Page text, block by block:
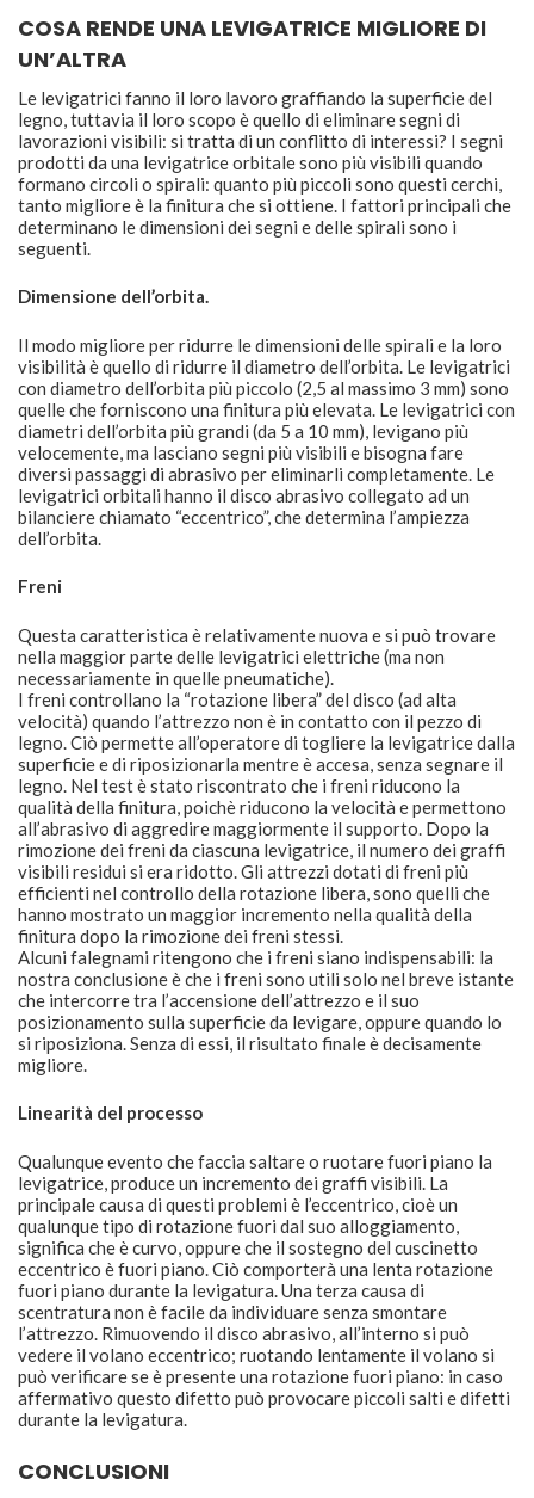
COSA RENDE UNA LEVIGATRICE MIGLIORE DI
UN’ALTRA
Le levigatrici fanno il loro lavoro graffiando la superficie del
legno, tuttavia il loro scopo è quello di eliminare segni di
lavorazioni visibili: si tratta di un conflitto di interessi? I segni
prodotti da una levigatrice orbitale sono più visibili quando
formano circoli o spirali: quanto più piccoli sono questi cerchi,
tanto migliore è la finitura che si ottiene. I fattori principali che
determinano le dimensioni dei segni e delle spirali sono i
seguenti.
Dimensione dell’orbita.
Il modo migliore per ridurre le dimensioni delle spirali e la loro
visibilità è quello di ridurre il diametro dell’orbita. Le levigatrici
con diametro dell’orbita più piccolo (2,5 al massimo 3 mm) sono
quelle che forniscono una finitura più elevata. Le levigatrici con
diametri dell’orbita più grandi (da 5 a 10 mm), levigano più
velocemente, ma lasciano segni più visibili e bisogna fare
diversi passaggi di abrasivo per eliminarli completamente. Le
levigatrici orbitali hanno il disco abrasivo collegato ad un
bilanciere chiamato “eccentrico”, che determina l’ampiezza
dell’orbita.
Freni
Questa caratteristica è relativamente nuova e si può trovare
nella maggior parte delle levigatrici elettriche (ma non
necessariamente in quelle pneumatiche).
I freni controllano la “rotazione libera” del disco (ad alta
velocità) quando l’attrezzo non è in contatto con il pezzo di
legno. Ciò permette all’operatore di togliere la levigatrice dalla
superficie e di riposizionarla mentre è accesa, senza segnare il
legno. Nel test è stato riscontrato che i freni riducono la
qualità della finitura, poichè riducono la velocità e permettono
all’abrasivo di aggredire maggiormente il supporto. Dopo la
rimozione dei freni da ciascuna levigatrice, il numero dei graffi
visibili residui si era ridotto. Gli attrezzi dotati di freni più
efficienti nel controllo della rotazione libera, sono quelli che
hanno mostrato un maggior incremento nella qualità della
finitura dopo la rimozione dei freni stessi.
Alcuni falegnami ritengono che i freni siano indispensabili: la
nostra conclusione è che i freni sono utili solo nel breve istante
che intercorre tra l’accensione dell’attrezzo e il suo
posizionamento sulla superficie da levigare, oppure quando lo
si riposiziona. Senza di essi, il risultato finale è decisamente
migliore.
Linearità del processo
Qualunque evento che faccia saltare o ruotare fuori piano la
levigatrice, produce un incremento dei graffi visibili. La
principale causa di questi problemi è l’eccentrico, cioè un
qualunque tipo di rotazione fuori dal suo alloggiamento,
significa che è curvo, oppure che il sostegno del cuscinetto
eccentrico è fuori piano. Ciò comporterà una lenta rotazione
fuori piano durante la levigatura. Una terza causa di
scentratura non è facile da individuare senza smontare
l’attrezzo. Rimuovendo il disco abrasivo, all’interno si può
vedere il volano eccentrico; ruotando lentamente il volano si
può verificare se è presente una rotazione fuori piano: in caso
affermativo questo difetto può provocare piccoli salti e difetti
durante la levigatura.
CONCLUSIONI